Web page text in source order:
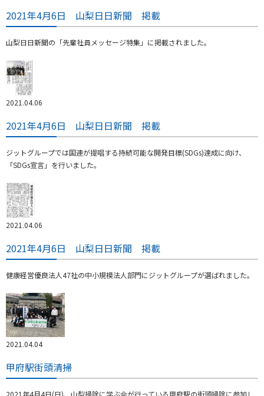
2021年4月6日 山梨日日新聞 掲載
山梨日日新聞の「先輩社員メッセージ特集」に掲載されました。
2021.04.06
2021年4月6日 山梨日日新聞 掲載
ジットグループでは国連が提唱する持続可能な開発目標(SDGs)達成に向け、
「SDGs宣言」を行いました。
2021.04.06
2021年4月6日 山梨日日新聞 掲載
健康経営優良法人47社の中小規模法人部門にジットグループが選ばれました。
2021.04.04
甲府駅街頭清掃
2021年4月4日(日)、山梨掃除に学ぶ会が行っている甲府駅の街頭掃除に参加し